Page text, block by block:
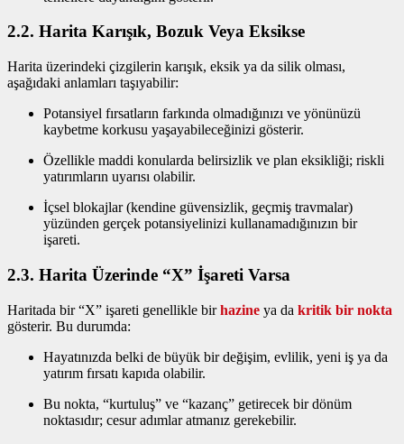
2.2. Harita Karışık, Bozuk Veya Eksikse
Harita üzerindeki çizgilerin karışık, eksik ya da silik olması,
aşağıdaki anlamları taşıyabilir:
Potansiyel fırsatların farkında olmadığınızı ve yönünüzü
kaybetme korkusu yaşayabileceğinizi gösterir.
Özellikle maddi konularda belirsizlik ve plan eksikliği; riskli
yatırımların uyarısı olabilir.
İçsel blokajlar (kendine güvensizlik, geçmiş travmalar)
yüzünden gerçek potansiyelinizi kullanamadığınızın bir
işareti.
2.3. Harita Üzerinde “X” İşareti Varsa
Haritada bir “X” işareti genellikle birhazine ya da kritik bir nokta
gösterir. Bu durumda:
Hayatınızda belki de büyük bir değişim, evlilik, yeni iş ya da
yatırım fırsatı kapıda olabilir.
Bu nokta, “kurtuluş” ve “kazanç” getirecek bir dönüm
noktasıdır; cesur adımlar atmanız gerekebilir.